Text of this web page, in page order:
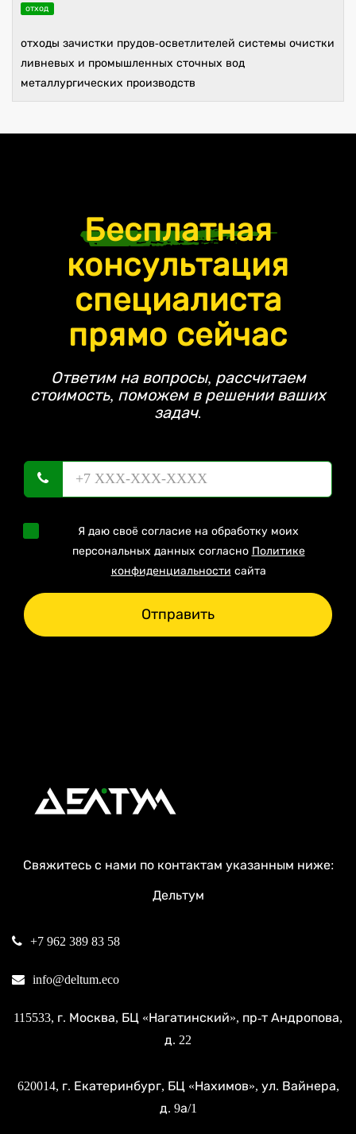
отход
отходы зачистки прудов-осветлителей системы очистки
ливневых и промышленных сточных вод
металлургических производств
Бесплатная
консультация
специалиста
прямо сейчас
Ответим на вопросы, рассчитаем
стоимость, поможем в решении ваших
задач.
Я даю своё согласие на обработку моих
персональных данных согласно Политике
конфиденциальности сайта
Отправить
Свяжитесь с нами по контактам указанным ниже:
Дельтум
+7 962 389 83 58
info@deltum.eco
115533, г. Москва, БЦ «Нагатинский», пр-т Андропова,
д. 22
620014, г. Екатеринбург, БЦ «Нахимов», ул. Вайнера,
д. 9а/1